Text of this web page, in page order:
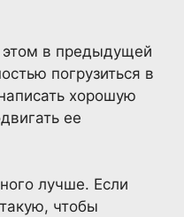
в предыдущей
погрузиться в
хорошую
ее
лучше. Если
чтобы